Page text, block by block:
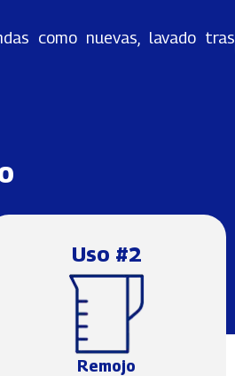
como nuevas, lavado tras
Uso #2
Remojo